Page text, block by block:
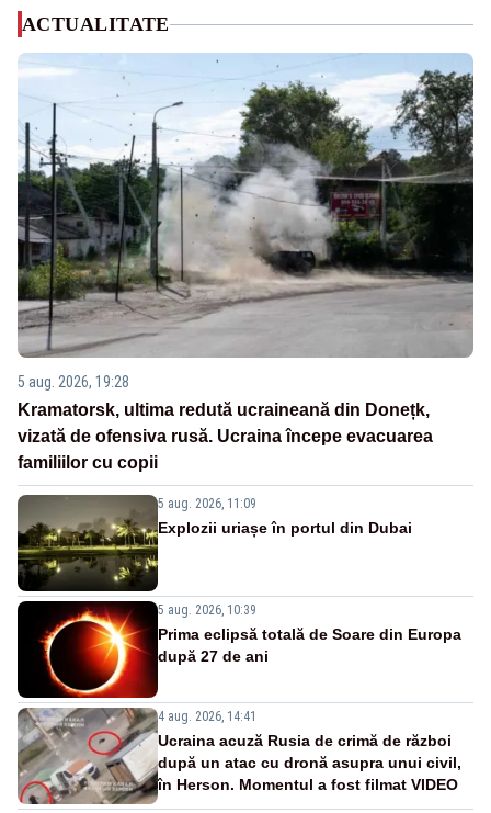
ACTUALITATE
5 aug. 2026, 19:28
Kramatorsk, ultima redută ucraineană din Donețk,
vizată de ofensiva rusă. Ucraina începe evacuarea
familiilor cu copii
5 aug. 2026, 11:09
Explozii uriașe în portul din Dubai
5 aug. 2026, 10:39
Prima eclipsă totală de Soare din Europa
după 27 de ani
4 aug. 2026, 14:41
Ucraina acuză Rusia de crimă de război
după un atac cu dronă asupra unui civil,
în Herson. Momentul a fost filmat VIDEO